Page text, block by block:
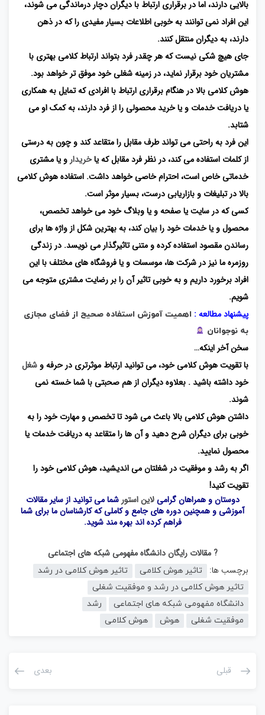
بالایی دارند، اما در برقراری ارتباط با دیگران دچار درماندگی می شوند،
این افراد نمی توانند به خوبی اطلاعات بسیار مفیدی را که در ذهن
دارند، به دیگران منتقل کنند.
جای هیچ شکی نیست که هر چقدر فرد بتواند ارتباط کلامی بهتری با
مشتریان خود برقرار نماید، در زمینه شغلی خود موفق تر خواهد بود.
هوش کلامی بالا در هنگام برقراری ارتباط با افرادی که تمایل به همکاری
یا دریافت خدمات و یا خرید محصولی را از فرد دارند، به کمک او می
شتابد.
این فرد به راحتی می تواند طرف مقابل را متقاعد کند و چون به درستی
از کلمات استفاده می کند، در نظر فرد مقابل که یاخریدار و یا مشتری
خدماتی خاص است، احترام خاصی خواهد داشت. استفاده هوش کلامی
بالا در تبلیغات و بازاریابی درست، بسیار موثر است.
کسی که در سایت یا صفحه و یا وبلاگ خود می خواهد تخصص،
محصول و یا خدمات خود را بیان کند، به بهترین شکل از واژه ها برای
رساندن مقصود استفاده کرده و متنی تاثیرگذار می نویسد. در زندگی
روزمره ما نیز در شرکت ها، موسسات و یا فروشگاه های مختلف با این
افراد برخورد داریم و به خوبی تاثیر آن را بر رضایت مشتری متوجه می
شویم.
پیشنهاد مطالعه : اهمیت آموزش استفاده صحیح از فضای مجازی
به نوجوانان
سخن آخر اینکه…
با تقویت هوش کلامی خود، می توانید ارتباط موثرتری در حرفه و شغل
خود داشته باشید . بعلاوه دیگران از هم صحبتی با شما خسته نمی
شوند.
داشتن هوش کلامی بالا باعث می شود تا تخصص و مهارت خود را به
خوبی برای دیگران شرح دهید و آن ها را متقاعد به دریافت خدمات یا
محصول نمایید.
اگر به رشد و موفقیت در شغلتان می اندیشید، هوش کلامی خود را
تقویت کنید!
دوستان و همراهان گرامیلاین استور شما می توانید از سایر مقالات
آموزشی و همچنین دوره های جامع و کاملی که کارشناسان ما برای شما
فراهم کرده اند بهره مند شوید.
? مقالات رایگان دانشگاه مفهومی شبکه های اجتماعی
برچسب ها:
تاثیر هوش کلامی
تاثیر هوش کلامی در رشد
تاثیر هوش کلامی در رشد و موفقیت شغلی
دانشگاه مفهومی شبکه های اجتماعی
رشد
موفقیت شغلی
هوش هوش کلامی
قبلی بعدی